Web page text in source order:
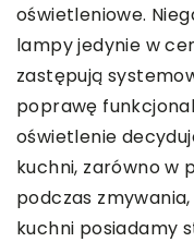
oświetleniowe.
lampy jedynie w
zastępują
poprawę
oświetlenie
kuchni, zarówno w
podczas
kuchni posiadamy